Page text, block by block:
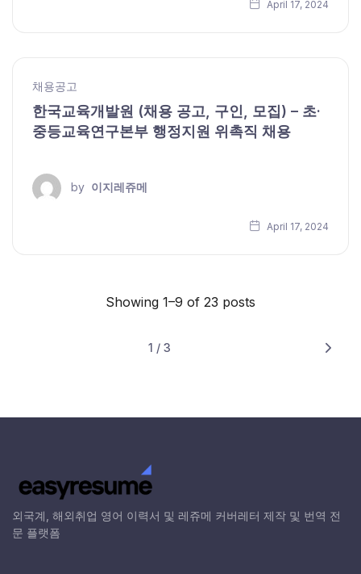
April 17, 2024
채용공고
한국교육개발원 (채용 공고, 구인, 모집) – 초·
중등교육연구본부 행정지원 위촉직 채용
by 이지레쥬메
April 17, 2024
Showing 1–9 of 23 posts
1 / 3 Next
외국계, 해외취업 영어 이력서 및 레쥬메 커버레터 제작 및 번역 전
문 플랫폼